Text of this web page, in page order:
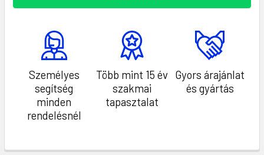
Személyes
segítség
minden
rendelésnél
Több mint 15 év
szakmai
tapasztalat
Gyors árajánlat
és gyártás